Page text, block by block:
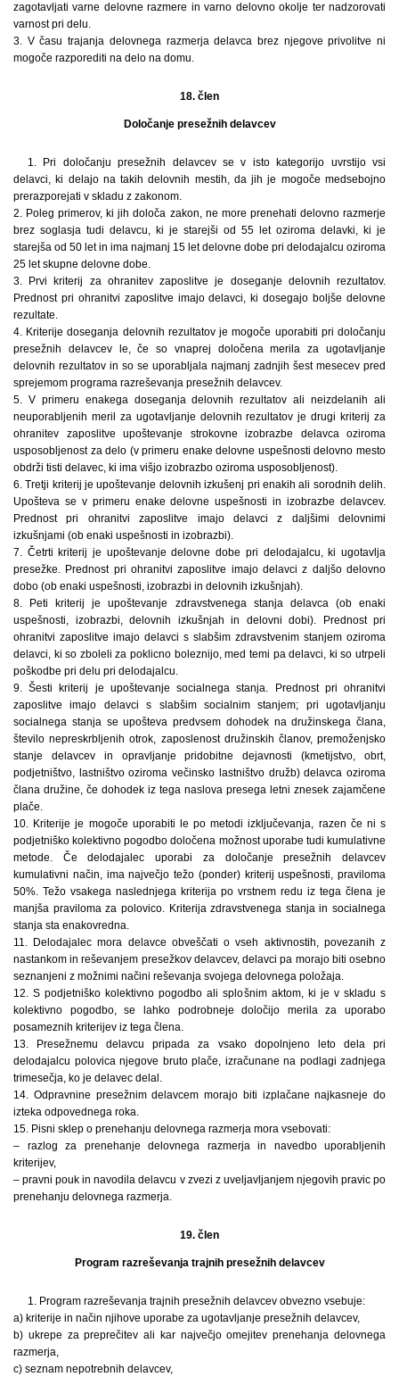
zagotavljati varne delovne razmere in varno delovno okolje ter nadzorovati
varnost pri delu.
3. V času trajanja delovnega razmerja delavca brez njegove privolitve ni
mogoče razporediti na delo na domu.
18. člen
Določanje presežnih delavcev
1. Pri določanju presežnih delavcev se v isto kategorijo uvrstijo vsi
delavci, ki delajo na takih delovnih mestih, da jih je mogoče medsebojno
prerazporejati v skladu z zakonom.
2. Poleg primerov, ki jih določa zakon, ne more prenehati delovno razmerje
brez soglasja tudi delavcu, ki je starejši od 55 let oziroma delavki, ki je
starejša od 50 let in ima najmanj 15 let delovne dobe pri delodajalcu oziroma
25 let skupne delovne dobe.
3. Prvi kriterij za ohranitev zaposlitve je doseganje delovnih rezultatov.
Prednost pri ohranitvi zaposlitve imajo delavci, ki dosegajo boljše delovne
rezultate.
4. Kriterije doseganja delovnih rezultatov je mogoče uporabiti pri določanju
presežnih delavcev le, če so vnaprej določena merila za ugotavljanje
delovnih rezultatov in so se uporabljala najmanj zadnjih šest mesecev pred
sprejemom programa razreševanja presežnih delavcev.
5. V primeru enakega doseganja delovnih rezultatov ali neizdelanih ali
neuporabljenih meril za ugotavljanje delovnih rezultatov je drugi kriterij za
ohranitev zaposlitve upoštevanje strokovne izobrazbe delavca oziroma
usposobljenost za delo (v primeru enake delovne uspešnosti delovno mesto
obdrži tisti delavec, ki ima višjo izobrazbo oziroma usposobljenost).
6. Tretji kriterij je upoštevanje delovnih izkušenj pri enakih ali sorodnih delih.
Upošteva se v primeru enake delovne uspešnosti in izobrazbe delavcev.
Prednost pri ohranitvi zaposlitve imajo delavci z daljšimi delovnimi
izkušnjami (ob enaki uspešnosti in izobrazbi).
7. Četrti kriterij je upoštevanje delovne dobe pri delodajalcu, ki ugotavlja
presežke. Prednost pri ohranitvi zaposlitve imajo delavci z daljšo delovno
dobo (ob enaki uspešnosti, izobrazbi in delovnih izkušnjah).
8. Peti kriterij je upoštevanje zdravstvenega stanja delavca (ob enaki
uspešnosti, izobrazbi, delovnih izkušnjah in delovni dobi). Prednost pri
ohranitvi zaposlitve imajo delavci s slabšim zdravstvenim stanjem oziroma
delavci, ki so zboleli za poklicno boleznijo, med temi pa delavci, ki so utrpeli
poškodbe pri delu pri delodajalcu.
9. Šesti kriterij je upoštevanje socialnega stanja. Prednost pri ohranitvi
zaposlitve imajo delavci s slabšim socialnim stanjem; pri ugotavljanju
socialnega stanja se upošteva predvsem dohodek na družinskega člana,
število nepreskrbljenih otrok, zaposlenost družinskih članov, premoženjsko
stanje delavcev in opravljanje pridobitne dejavnosti (kmetijstvo, obrt,
podjetništvo, lastništvo oziroma večinsko lastništvo družb) delavca oziroma
člana družine, če dohodek iz tega naslova presega letni znesek zajamčene
plače.
10. Kriterije je mogoče uporabiti le po metodi izključevanja, razen če ni s
podjetniško kolektivno pogodbo določena možnost uporabe tudi kumulativne
metode. Če delodajalec uporabi za določanje presežnih delavcev
kumulativni način, ima največjo težo (ponder) kriterij uspešnosti, praviloma
50%. Težo vsakega naslednjega kriterija po vrstnem redu iz tega člena je
manjša praviloma za polovico. Kriterija zdravstvenega stanja in socialnega
stanja sta enakovredna.
11. Delodajalec mora delavce obveščati o vseh aktivnostih, povezanih z
nastankom in reševanjem presežkov delavcev, delavci pa morajo biti osebno
seznanjeni z možnimi načini reševanja svojega delovnega položaja.
12. S podjetniško kolektivno pogodbo ali splošnim aktom, ki je v skladu s
kolektivno pogodbo, se lahko podrobneje določijo merila za uporabo
posameznih kriterijev iz tega člena.
13. Presežnemu delavcu pripada za vsako dopolnjeno leto dela pri
delodajalcu polovica njegove bruto plače, izračunane na podlagi zadnjega
trimesečja, ko je delavec delal.
14. Odpravnine presežnim delavcem morajo biti izplačane najkasneje do
izteka odpovednega roka.
15. Pisni sklep o prenehanju delovnega razmerja mora vsebovati:
– razlog za prenehanje delovnega razmerja in navedbo uporabljenih
kriterijev,
– pravni pouk in navodila delavcu v zvezi z uveljavljanjem njegovih pravic po
prenehanju delovnega razmerja.
19. člen
Program razreševanja trajnih presežnih delavcev
1. Program razreševanja trajnih presežnih delavcev obvezno vsebuje:
a) kriterije in način njihove uporabe za ugotavljanje presežnih delavcev,
b) ukrepe za preprečitev ali kar največjo omejitev prenehanja delovnega
razmerja,
c) seznam nepotrebnih delavcev,